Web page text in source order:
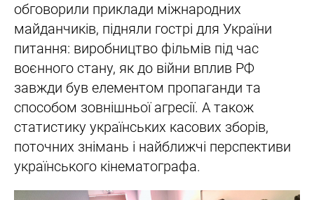
обговорили приклади міжнародних
майданчиків, підняли гострі для України
питання: виробництво фільмів під час
воєнного стану, як до війни вплив РФ
завжди був елементом пропаганди та
способом зовнішньої агресії. А також
статистику українських касових зборів,
поточних знімань і найближчі перспективи
українського кінематографа.